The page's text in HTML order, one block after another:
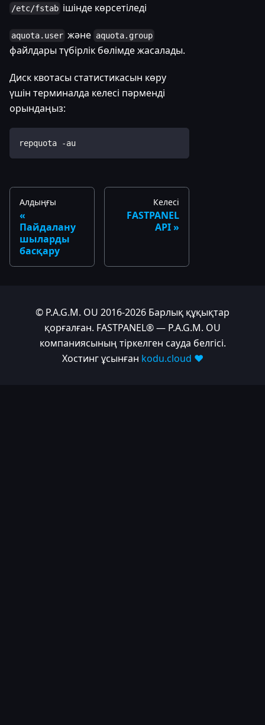
/etc/fstab ішінде көрсетіледі
aquota.user және aquota.group
файлдары түбірлік бөлімде жасалады.
Диск квотасы статистикасын көру
үшін терминалда келесі пәрменді
орындаңыз:
repquota -au
Алдыңғы
Пайдалану
шыларды
басқару
Келесі
FASTPANEL
API
© P.A.G.M. OU 2016-2026 Барлық құқықтар
қорғалған. FASTPANEL® — P.A.G.M. OU
компаниясының тіркелген сауда белгісі.
Хостинг ұсынған kodu.cloud ❤️